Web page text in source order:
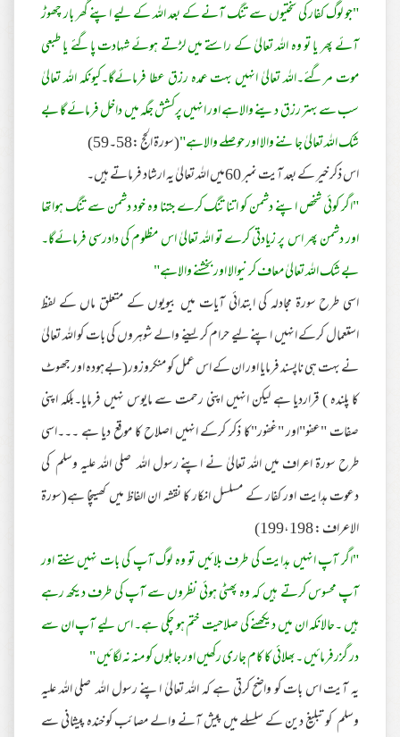
"جو لوگ کفار کی سختیوں سے تنگ آنے کے بعد اللہ کے لیے اپنے گھر بار چھوڑ
آئے پھر یا تو وہ اللہ تعالیٰ کے راستے میں لڑتے ہوئے شہادت پاگئے یا طبعی
موت مرگئے۔اللہ تعالیٰ انہیں بہت عمدہ رزق عطا فرمائےگا۔کیونکہ اللہ تعالیٰ
سب سے بہتر رزق دینے والاہے اور انہیں پرکشش جگہ میں داخل فرمائے گا بے
شک اللہ تعالیٰ جاننے والا اور حوصلے والاہے"(سورۃ الحج :58۔59)
اس ذکر خیر کے بعد آیت نمبر 60میں اللہ تعالیٰ یہ ارشاد فرماتے ہیں۔
"اگر کوئی شخص اپنے دشمن کو اتنا تنگ کرے جتنا وہ خود دشمن سے تنگ ہواتھا
اور دشمن پھر اس پر زیادتی کرے تو اللہ تعالیٰ اس مظلوم کی دادرسی فرمائےگا۔
بے شک اللہ تعالیٰ معاف کرنیوالا اور بخشنے والاہے"
اسی طرح سورۃ مجادلہ کی ابتدائی آیات میں بیویوں کے متعلق ماں کے لفظ
استعمال کرکے انہیں اپنے لیے حرام کر لینے والے شوہروں کی بات کو اللہ تعالیٰ
نے بہت ہی ناپسند فرمایا اور ان کے اس عمل کو منکروزور(بےہودہ اور جھوٹ
کا پلندہ ) قراردیا ہے لیکن انہیں اپنی رحمت سے مایوس نہیں فرمایا۔بلکہ اپنی
صفات "عفو"اور "غفور"کا ذکر کرکے انہیں اصلاح کا موقع دیا ہے ۔۔۔اسی
طرح سورۃ اعراف میں اللہ تعالیٰ نے اپنے رسول اللہ صلی اللہ علیہ وسلم کی
دعوت ہدایت اور کفار کے مسلسل انکار کا نقشہ ان الفاظ میں کھینچا ہے(سورۃ
الاعراف : 199،198)
"اگر آپ انہیں ہدایت کی طرف بلائیں تو وہ لوگ آپ کی بات نہیں سنتے اور
آپ محسوس کرتے ہیں کہ وہ پھٹی ہوئی نظروں سے آپ کی طرف دیکھ رہے
ہیں ۔حالانکہ ان میں دیکھنے کی صلاحیت ختم ہو چکی ہے۔ اس لیے آپ ان سے
در گزرفرمائیں ۔بھلائی کا کام جاری رکھیں اور جاہلوں کو منہ نہ لگائیں "
یہ آیت اس بات کو واضح کرتی ہے کہ اللہ تعالیٰ اپنے رسول اللہ صلی اللہ علیہ
وسلم کو تبلیغ دین کے سلسلے میں پیش آنے والے مصائب کو خندہ پیشانی سے